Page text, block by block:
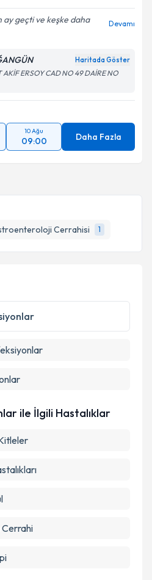
Cerrahisi 1
işlenmesine ilişkinAydınlatma
Talebini Gönder
geçti ve keşke daha
Devamı
Haritada Göster
ERSOY CAD NO 49 DAİRE NO
10 Ağu
09:00 Daha Fazla
ile İlgili Hastalıklar